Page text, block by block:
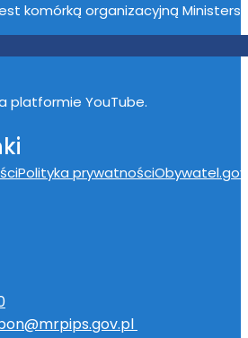
komórką organizacyjną
platformie YouTube.
Polityka prywatności